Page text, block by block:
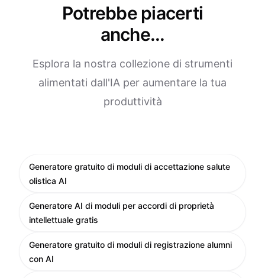
Potrebbe piacerti
anche...
Esplora la nostra collezione di strumenti
alimentati dall'IA per aumentare la tua
produttività
Generatore gratuito di moduli di accettazione salute
olistica AI
Generatore AI di moduli per accordi di proprietà
intellettuale gratis
Generatore gratuito di moduli di registrazione alumni
con AI